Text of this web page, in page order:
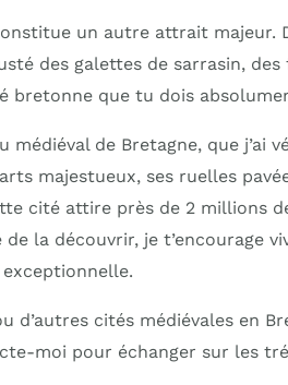
un autre attrait majeur.
des galettes de sarrasin,
bretonne que tu dois
médiéval de Bretagne, que j’ai
majestueux, ses ruelles
cité attire près de 2 millions
la découvrir, je t’encourage
d’autres cités médiévales en
moi pour échanger sur les